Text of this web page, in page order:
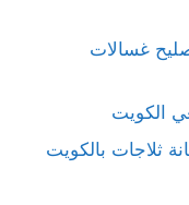
غسالات
الكويت
ثلاجات بالكويت